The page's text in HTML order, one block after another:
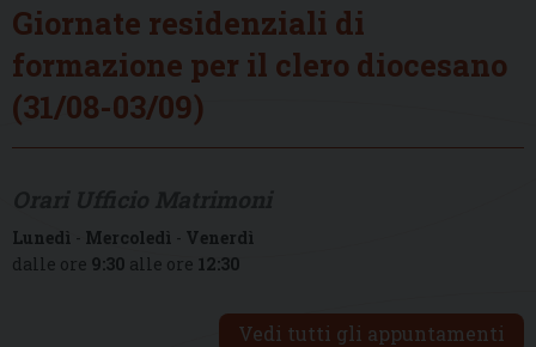
Giornate residenziali di
formazione per il clero diocesano
(31/08-03/09)
Lunedì - Mercoledì - Venerdì
dalle ore 9:30 alle ore 12:30
Vedi tutti gli appuntamenti